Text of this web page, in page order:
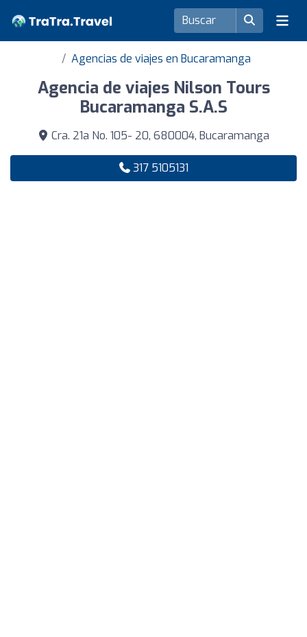
Agencias de viajes en Bucaramanga
Agencia de viajes Nilson Tours
Bucaramanga S.A.S
Cra. 21a No. 105- 20, 680004, Bucaramanga
317 5105131